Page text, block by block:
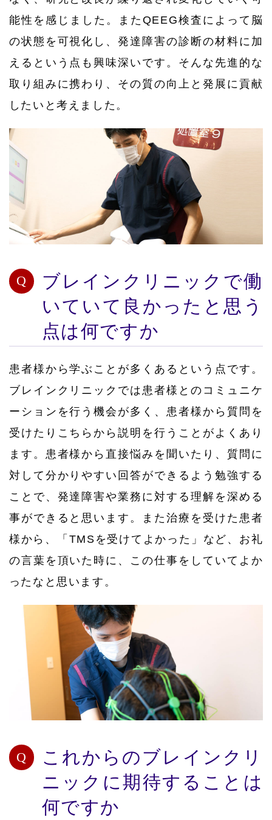
能性を感じました。またQEEG検査によって脳
の状態を可視化し、発達障害の診断の材料に加
えるという点も興味深いです。そんな先進的な
取り組みに携わり、その質の向上と発展に貢献
したいと考えました。
ブレインクリニックで働
いていて良かったと思う
点は何ですか
患者様から学ぶことが多くあるという点です。
ブレインクリニックでは患者様とのコミュニケ
ーションを行う機会が多く、患者様から質問を
受けたりこちらから説明を行うことがよくあり
ます。患者様から直接悩みを聞いたり、質問に
対して分かりやすい回答ができるよう勉強する
ことで、発達障害や業務に対する理解を深める
事ができると思います。また治療を受けた患者
様から、「TMSを受けてよかった」など、お礼
の言葉を頂いた時に、この仕事をしていてよか
ったなと思います。
これからのブレインクリ
ニックに期待することは
何ですか